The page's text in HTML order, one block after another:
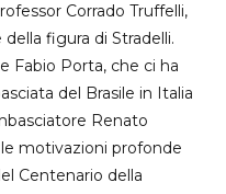
Corrado Truffelli,
figura di Stradelli.
Fabio Porta, che ci ha
del Brasile in Italia
Renato
motivazioni profonde
Centenario della